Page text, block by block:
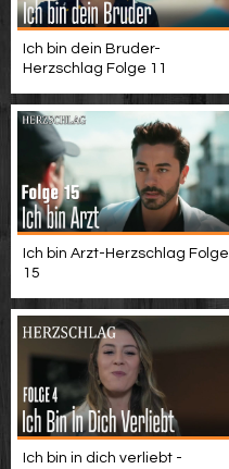
Ich bin dein Bruder-
Herzschlag Folge 11
Ich bin Arzt-Herzschlag Folge
15
Ich bin in dich verliebt -